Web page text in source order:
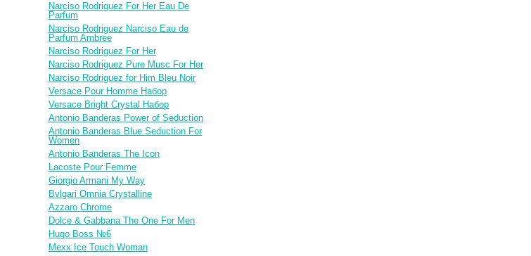
Narciso Rodriguez For Her Eau De
Parfum
Narciso Rodriguez Narciso Eau de
Parfum Ambree
Narciso Rodriguez For Her
Narciso Rodriguez Pure Musc For Her
Narciso Rodriguez for Him Bleu Noir
Versace Pour Homme Набор
Versace Bright Crystal Набор
Antonio Banderas Power of Seduction
Antonio Banderas Blue Seduction For
Women
Antonio Banderas The Icon
Lacoste Pour Femme
Giorgio Armani My Way
Bvlgari Omnia Crystalline
Azzaro Chrome
Dolce & Gabbana The One For Men
Hugo Boss №6
Mexx Ice Touch Woman